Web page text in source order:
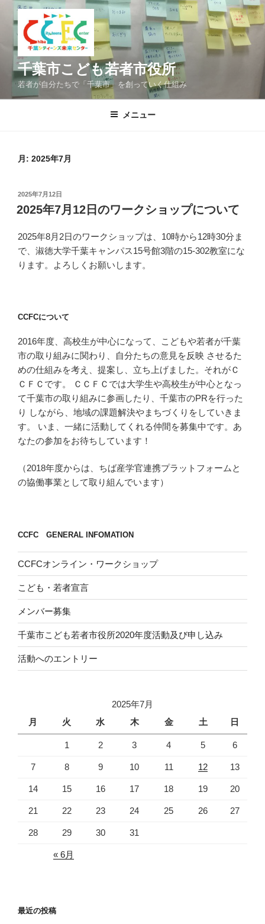
千葉市こども若者市役所
若者が自分たちで「千葉市」を創っていく仕組み
メニュー
月: 2025年7月
投
稿
日:
2025年7月12日
2025年7月12日のワークショップについて
2025年8月2日のワークショップは、10時から12時30分ま
で、淑徳大学千葉キャンパス15号館3階の15-302教室にな
ります。よろしくお願いします。
CCFCについて
2016年度、高校生が中心になって、こどもや若者が千葉
市の取り組みに関わり、自分たちの意見を反映 させるた
めの仕組みを考え、提案し、立ち上げました。それがＣ
ＣＦＣです。 ＣＣＦＣでは大学生や高校生が中心となっ
て千葉市の取り組みに参画したり、千葉市のPRを行った
り しながら、地域の課題解決やまちづくりをしていきま
す。 いま、一緒に活動してくれる仲間を募集中です。あ
なたの参加をお待ちしています！
（2018年度からは、ちば産学官連携プラットフォームと
の協働事業として取り組んでいます）
CCFC GENERAL INFOMATION
CCFCオンライン・ワークショップ
こども・若者宣言
メンバー募集
千葉市こども若者市役所2020年度活動及び申し込み
活動へのエントリー
2025年7月
月
火 水 木 金 土 日
1 2 3 4 5 6
7 8 9 10 11 12 13
14 15 16 17 18 19 20
21 22 23 24 25 26 27
28 29 30 31
« 6月
最近の投稿